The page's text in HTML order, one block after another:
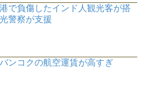
で負傷したインド人観光客が搭
警察が支援
ンコクの航空運賃が高すぎ